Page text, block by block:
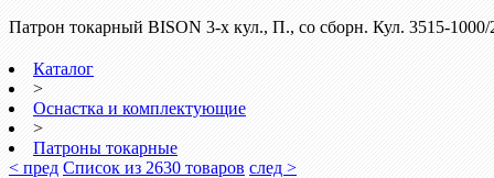
Патрон токарный BISON 3-х кул., П., со сборн. Кул. 3515-1000/
Каталог
>
Оснастка и комплектующие
>
Патроны токарные
< пред Список из 2630 товаров след >